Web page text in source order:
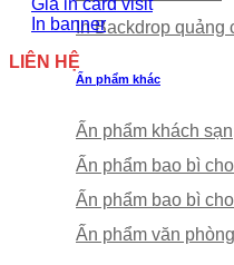
In Backdrop quảng
Ấn phẩm khác
Ấn phẩm khách
Ấn phẩm bao bì
Ấn phẩm bao bì
Ấn phẩm văn
Giá in card visit
In banner
LIÊN HỆ